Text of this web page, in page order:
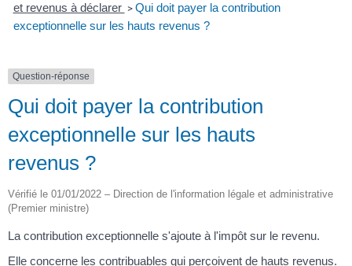
et revenus à déclarer > Qui doit payer la contribution
exceptionnelle sur les hauts revenus ?
Question-réponse
Qui doit payer la contribution
exceptionnelle sur les hauts
revenus ?
Vérifié le 01/01/2022 – Direction de l'information légale et administrative
(Premier ministre)
La contribution exceptionnelle s'ajoute à l'impôt sur le revenu.
Elle concerne les contribuables qui perçoivent de hauts revenus.